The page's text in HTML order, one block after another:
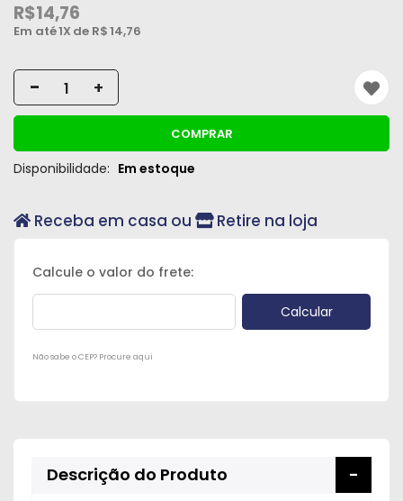
Tintas
Químicos
Peças
Acessórios
Mecânica
R$14,76
Em até1X de R$14,76
- +
COMPRAR
Disponibilidade: Em estoque
Receba em casa ou Retire na loja
Não sabe o CEP? Procure aqui
Descrição do Produto